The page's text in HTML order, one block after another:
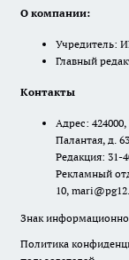
О компании:
Учредитель:
Главный
Контакты
Адрес:
Палантая, д.
Редакция: 31-
Рекламный
10,
Знак
Политика